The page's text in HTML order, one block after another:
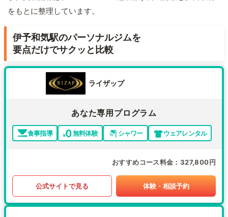
をもとに整理しています。
伊予和気駅のパーソナルジムを
要点だけでサクッと比較
ライザップ
あなた専用プログラム
食事指導 無料体験 シャワー ウェアレンタル
おすすめコース料金 327,800円
公式サイトで見る 体験・相談予約